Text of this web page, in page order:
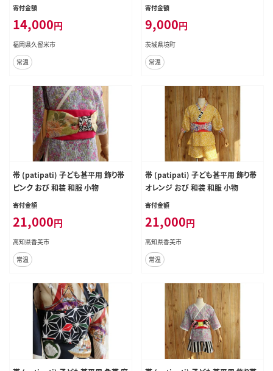
寄付金額
14,000円
福岡県久留米市
常温
寄付金額
9,000円
茨城県境町
常温
帯 (patipati) 子ども甚平用 飾り帯
ピンク おび 和装 和服 小物
寄付金額
21,000円
高知県香美市
常温
帯 (patipati) 子ども甚平用 飾り帯
オレンジ おび 和装 和服 小物
寄付金額
21,000円
高知県香美市
常温